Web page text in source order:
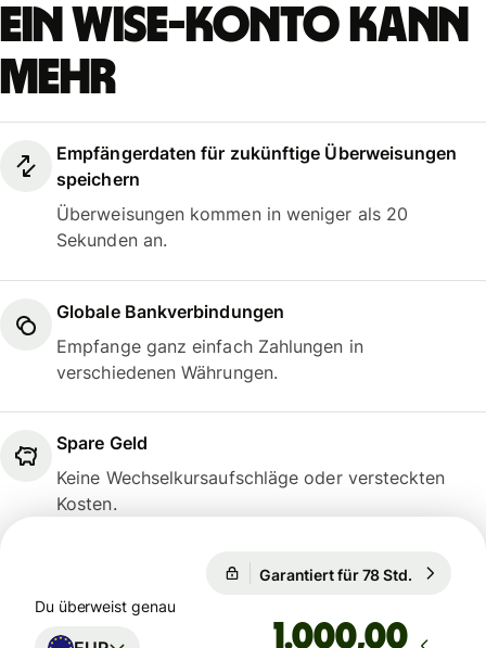
Ein Wise-Konto kann
mehr
Empfängerdaten für zukünftige Überweisungen
speichern
Überweisungen kommen in weniger als 20
Sekunden an.
Globale Bankverbindungen
Empfange ganz einfach Zahlungen in
verschiedenen Währungen.
Spare Geld
Keine Wechselkursaufschläge oder versteckten
Kosten.
Garantiert für 78 Std.
Du überweist genau
,00